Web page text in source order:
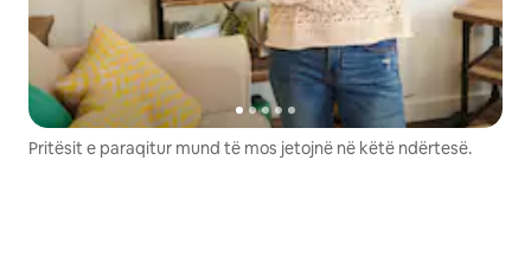
Pritësit e paraqitur mund të mos jetojnë në këtë ndërtesë.